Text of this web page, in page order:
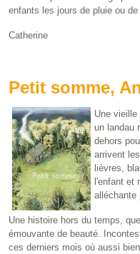
enfants les jours de pluie ou de
Catherine
Petit somme,
Une vieille
un landau
dehors
arrivent
lièvres,
l'enfant et
alléchante
Une histoire hors du temps,
émouvante de beauté.
ces derniers mois où aussi